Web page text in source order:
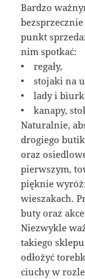
Bardzo
punkt
nim spotkać:
• regały,
• stojaki na
• lady i
• kanapy,
Naturalnie,
drogiego
oraz
pierwszym,
pięknie
wieszakach.
buty oraz
Niezwykle
takiego
odłożyć
ciuchy w